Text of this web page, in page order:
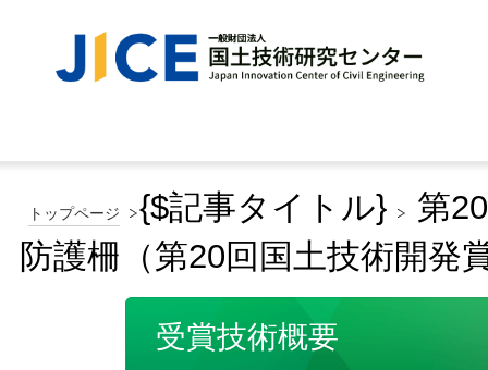
トップページ {$記事タイトル}
第
防護柵（第20回国土技術開
受賞技術概要